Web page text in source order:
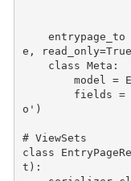
entrypage_to
e , read_only=True
class Meta :
model
=
fields =
o' )
# ViewSets
class
t ):